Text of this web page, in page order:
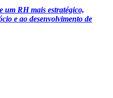
um RH mais estratégico,
e ao desenvolvimento de